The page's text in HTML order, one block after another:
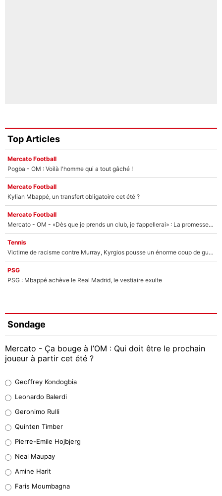
Top Articles
Mercato Football
Pogba - OM : Voilà l'homme qui a tout gâché !
Mercato Football
Kylian Mbappé, un transfert obligatoire cet été ?
Mercato Football
Mercato - OM - «Dès que je prends un club, je t’appellerai» : La promesse de Marcelino au moment de claquer la porte
Tennis
Victime de racisme contre Murray, Kyrgios pousse un énorme coup de gueule !
PSG
PSG : Mbappé achève le Real Madrid, le vestiaire exulte
Sondage
Mercato - Ça bouge à l’OM : Qui doit être le prochain
joueur à partir cet été ?
38%
32%
5%
1%
Geoffrey Kondogbia
Leonardo Balerdi
Geronimo Rulli
Quinten Timber
Pierre-Emile Hojbjerg
Neal Maupay
Amine Harit
Faris Moumbagna